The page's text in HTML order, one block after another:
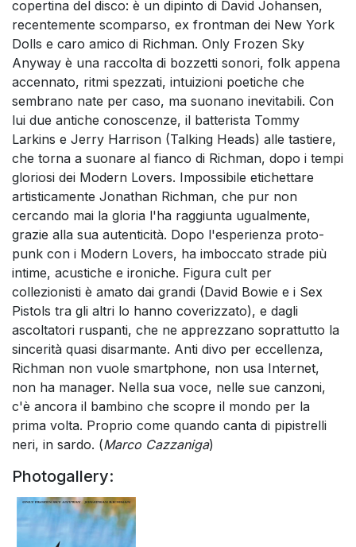
copertina del disco: è un dipinto di David Johansen,
recentemente scomparso, ex frontman dei New York
Dolls e caro amico di Richman. Only Frozen Sky
Anyway è una raccolta di bozzetti sonori, folk appena
accennato, ritmi spezzati, intuizioni poetiche che
sembrano nate per caso, ma suonano inevitabili. Con
lui due antiche conoscenze, il batterista Tommy
Larkins e Jerry Harrison (Talking Heads) alle tastiere,
che torna a suonare al fianco di Richman, dopo i tempi
gloriosi dei Modern Lovers. Impossibile etichettare
artisticamente Jonathan Richman, che pur non
cercando mai la gloria l'ha raggiunta ugualmente,
grazie alla sua autenticità. Dopo l'esperienza proto-
punk con i Modern Lovers, ha imboccato strade più
intime, acustiche e ironiche. Figura cult per
collezionisti è amato dai grandi (David Bowie e i Sex
Pistols tra gli altri lo hanno coverizzato), e dagli
ascoltatori ruspanti, che ne apprezzano soprattutto la
sincerità quasi disarmante. Anti divo per eccellenza,
Richman non vuole smartphone, non usa Internet,
non ha manager. Nella sua voce, nelle sue canzoni,
c'è ancora il bambino che scopre il mondo per la
prima volta. Proprio come quando canta di pipistrelli
neri, in sardo. (Marco Cazzaniga)
Photogallery: